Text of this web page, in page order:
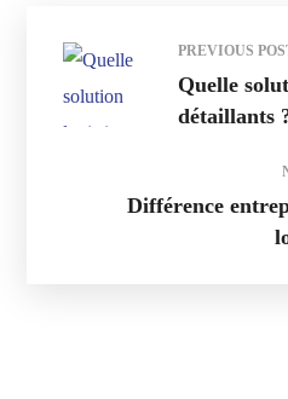
PREVIOUS
Quelle
détaillants
Différence